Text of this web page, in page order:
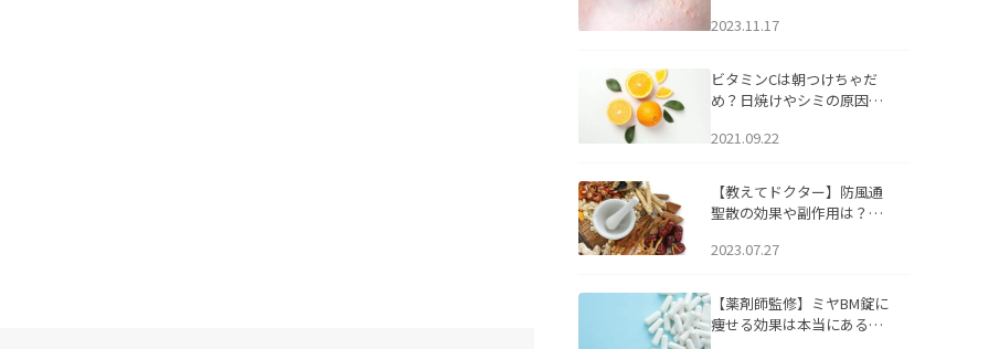
アについて
2023.11.17
ビタミンCは朝つけちゃだ
め？日焼けやシミの原因に
2021.09.22
【教えてドクター】防風通
聖散の効果や副作用は？長
2023.07.27
【薬剤師監修】ミヤBM錠に
痩せる効果は本当にある